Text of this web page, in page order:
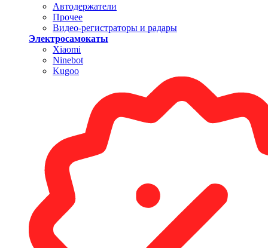
Автодержатели
Прочее
Видео-регистраторы и радары
Электросамокаты
Xiaomi
Ninebot
Kugoo